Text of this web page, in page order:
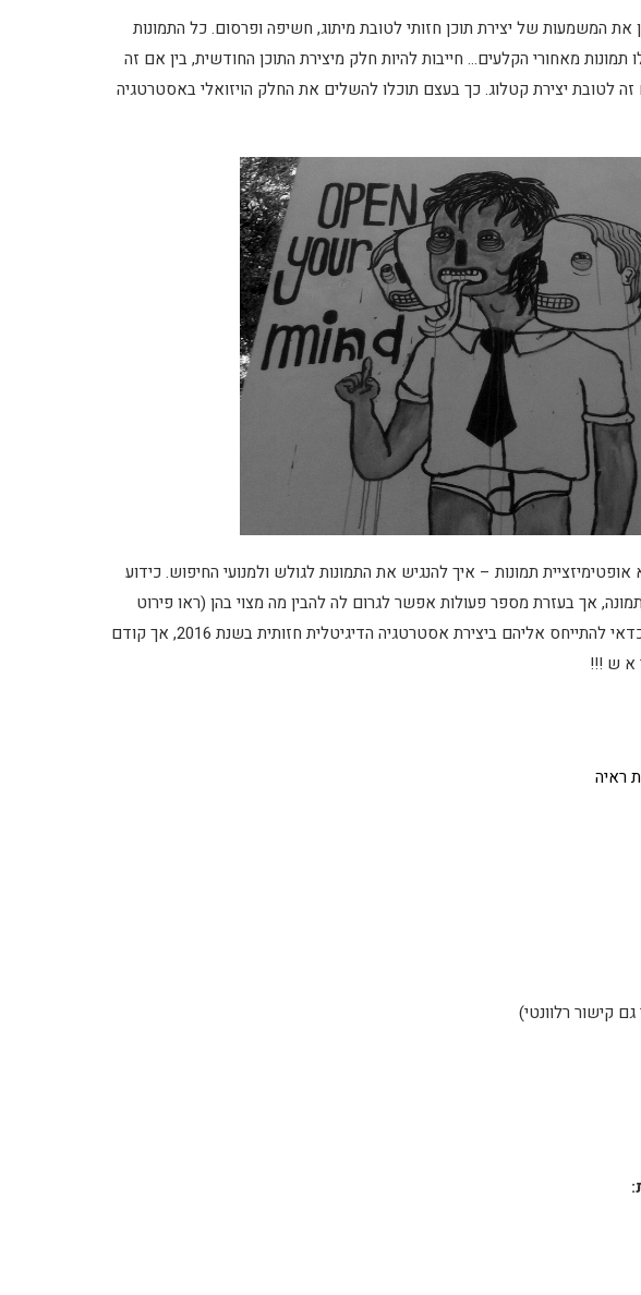
את המשמעות של יצירת תוכן חזותי לטובת מיתוג, חשיפה ופרסום. כל התמונות
מאחורי הקלעים… חייבות להיות חלק מיצירת התוכן החודשית, בין אם זה
לטובת יצירת קטלוג. כך בעצם תוכלו להשלים את החלק הויזואלי באסטרטגיה
אופטימיזציית תמונות – איך להנגיש את התמונות לגולש ולמנועי החיפוש. כידוע
אך בעזרת מספר פעולות אפשר לגרום לה להבין מה מצוי בהן (ראו פירוט
המלצות למטה). ריכזתי עבורכם מספר דגשים שכדאי להתייחס אליהם ביצירת אסטרטגיה הדיגיטלית חזותית בשנת 2016, אך קודם
א ש !!!
ראיה